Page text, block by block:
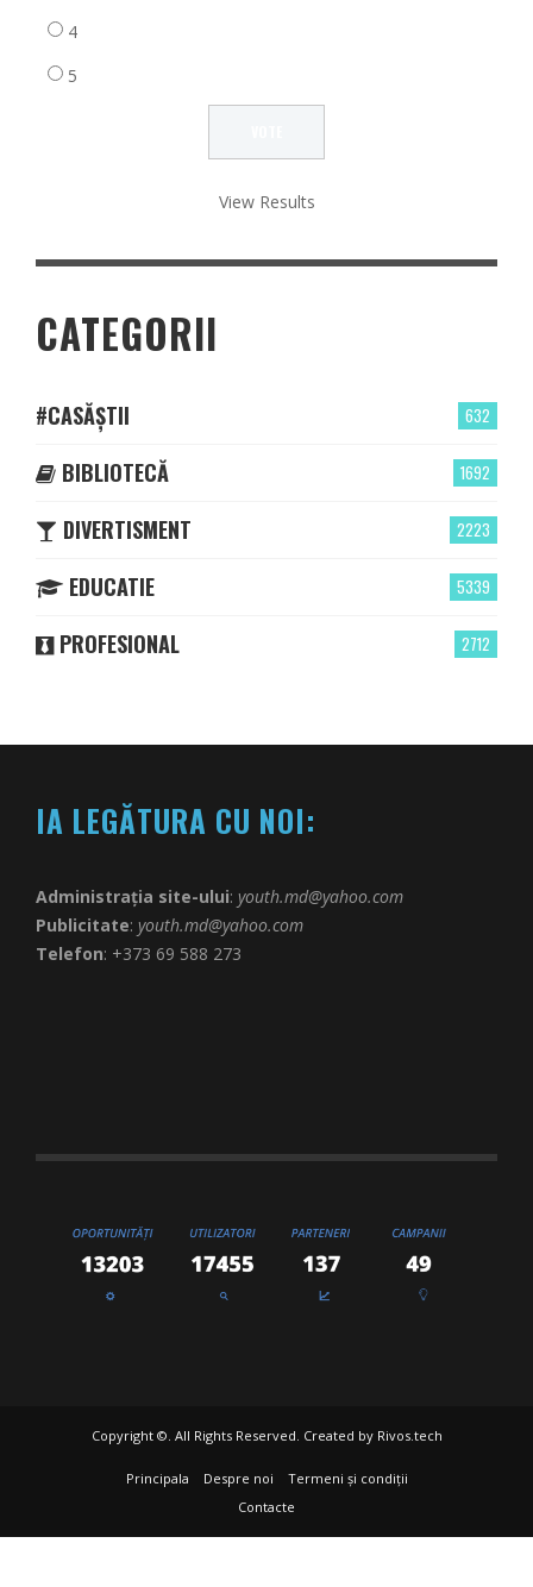
4
5
View Results
CATEGORII
632
#CASĂȘTII
1692
BIBLIOTECĂ
2223
DIVERTISMENT
5339
EDUCATIE
2712
PROFESIONAL
IA LEGĂTURA CU NOI:
Administrația site-ului: youth.md@yahoo.com
Publicitate: youth.md@yahoo.com
Telefon: +373 69 588 273
Copyright ©. All Rights Reserved. Created by Rivos.tech
Principala Despre noi
Termeni și condiții
Contacte